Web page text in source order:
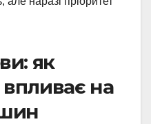
як
на